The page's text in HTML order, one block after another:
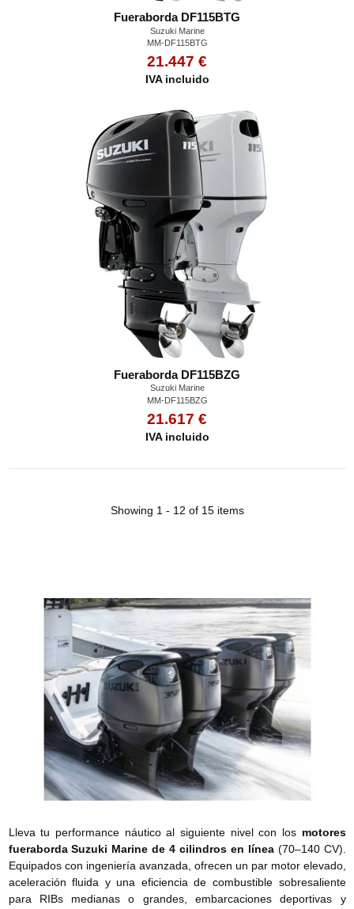
Fueraborda DF115BTG
Suzuki Marine
MM-DF115BTG
21.447 €
IVA incluido
Fueraborda DF115BZG
Suzuki Marine
MM-DF115BZG
21.617 €
IVA incluido
Showing 1 - 12 of 15 items
Lleva tu performance náutico al siguiente nivel con los motores
fueraborda Suzuki Marine de 4 cilindros en línea(70–140 CV).
Equipados con ingeniería avanzada, ofrecen un par motor elevado,
aceleración fluida y una eficiencia de combustible sobresaliente
para RIBs medianas o grandes, embarcaciones deportivas y